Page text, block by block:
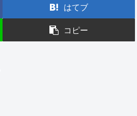
はてブ
コピー